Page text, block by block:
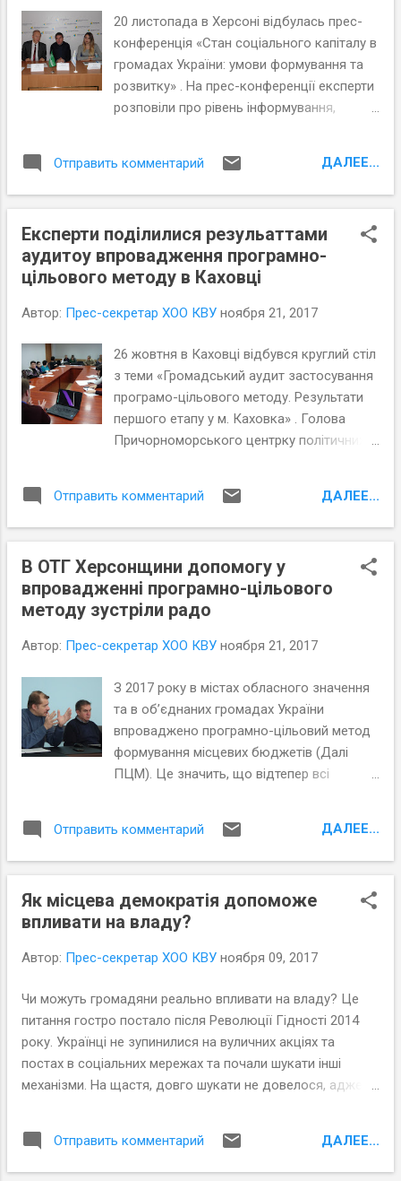
через сферу освіти та молодіжну політику.
Також кращими практиками у формуванні
умов для розвитку соціального капіталу
поділились Регіональні ресурсні центри з
розвитку місцевої демократії .
20 листопада в Херсоні відбулась прес-
конференція «Стан соціального капіталу в
громадах України: умови формування та
розвитку» . На прес-конференції експерти
розповіли про рівень інформування,
відносини громадян, громадських
організацій (ІГС) та влади. А також
дослідження стану соціального капіталу в
громадах України.
Отправить комментарий ДАЛЕЕ...
Експерти поділилися резульаттами
аудитоу впровадження програмно-
цільового методу в Каховці
Автор: Прес-секретар ХОО КВУ ноября 21, 2017
26 жовтня в Каховці відбувся круглий стіл
з теми «Громадський аудит застосування
програмо-цільового методу. Результати
першого етапу у м. Каховка» . Голова
Причорноморського центрку політичних і
Молчанов розповіли представникам
каховського виконкому, які за
є проблеми у впровадженні ПЦМ та як їх
можна виправити.
Отправить комментарий ДАЛЕЕ...
В ОТГ Херсонщини допомогу у
впровадженні програмно-цільового
методу зустріли радо
Автор: Прес-секретар ХОО КВУ ноября 21, 2017
З 2017 року в містах обласного значення
та в об’єднаних громадах України
впроваджено програмно-цільовий метод
формування місцевих бюджетів (Далі
ПЦМ). Це значить, що відтепер всі
конкретні показники виконання, що
дозволить оцінити потребу у цих
"Причорноморський центр політичних та
соціальних досліджень" зробили
ефективності витрачання коштів бюджету
цільового-методу (ПЦМ) в Херсоні,
Каховці та двох ОТГ області –
Великокопанівській та Присиваській.
Детальніше про результати можна
почитати тут , а у жовтні-листопаді
пояснили представникам виконкому, які є
Отправить комментарий ДАЛЕЕ...
Як місцева демократія допоможе
впливати на владу?
Автор: Прес-секретар ХОО КВУ ноября 09, 2017
Чи можуть громадяни реально впливати на владу? Це
питання гостро постало після Революції Гідності 2014
року. Українці не зупинилися на вуличних акціях та
постах в соціальних мережах та почали шукати інші
механізми. На щастя, довго шукати не довелося, адже
мають назву місцева демократія (або демократія участі,
далі ДУ). А на місцевому рівні процедури демократії
участі регламентуються Статутом територіальної
Отправить комментарий ДАЛЕЕ...